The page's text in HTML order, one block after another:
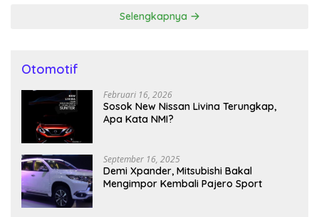
Selengkapnya
Otomotif
Februari 16, 2026
Sosok New Nissan Livina Terungkap,
Apa Kata NMI?
September 16, 2025
Demi Xpander, Mitsubishi Bakal
Mengimpor Kembali Pajero Sport